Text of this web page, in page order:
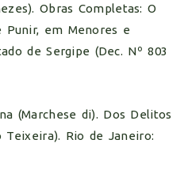
Obras Completas: O
Punir, em Menores e
de Sergipe (Dec. Nº 803
(Marchese di). Dos Delitos
Teixeira). Rio de Janeiro: